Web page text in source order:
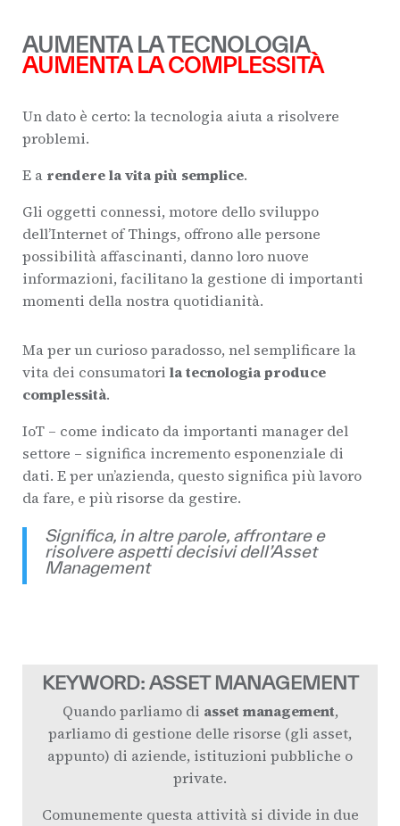
AUMENTA LA TECNOLOGIA
AUMENTA LA COMPLESSITÀ
Un dato è certo: la tecnologia aiuta a risolvere
problemi.
E a rendere la vita più semplice.
Gli oggetti connessi, motore dello sviluppo
dell’Internet of Things, offrono alle persone
possibilità affascinanti, danno loro nuove
informazioni, facilitano la gestione di importanti
momenti della nostra quotidianità.
Ma per un curioso paradosso, nel semplificare la
vita dei consumatori la tecnologia produce
complessità.
IoT – come indicato da importanti manager del
settore – significa incremento esponenziale di
dati. E per un’azienda, questo significa più lavoro
da fare, e più risorse da gestire.
Significa, in altre parole, affrontare e
risolvere aspetti decisivi dell’Asset
Management
KEYWORD: ASSET MANAGEMENT
Quando parliamo di asset management,
parliamo di gestione delle risorse (gli asset,
appunto) di aziende, istituzioni pubbliche o
private.
Comunemente questa attività si divide in due